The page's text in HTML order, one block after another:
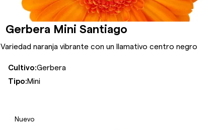
Gerbera Mini Santiago
Variedad naranja vibrante con un llamativo centro negro
Cultivo:Gerbera
Tipo:Mini
Nuevo